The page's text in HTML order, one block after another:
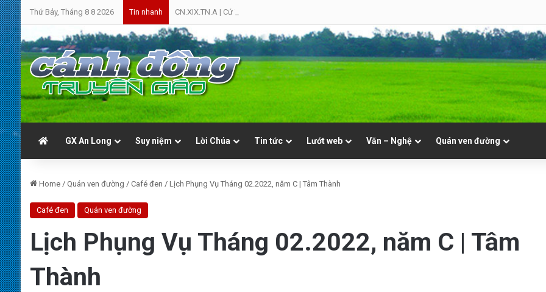
Thứ Bảy, Tháng 8 8 2026 Tin nhanh CN.XIX.TN.A | Cứ Yên Tâm | NVT
GX An Long Suy niệm Lời Chúa Tin tức Lướt web Văn – Nghệ Quán ven đường
Home / Quán ven đường / Café đen / Lịch Phụng Vụ Tháng 02.2022, năm C | Tâm Thành
Café đen Quán ven đường
Lịch Phụng Vụ Tháng 02.2022, năm C | Tâm
Thành